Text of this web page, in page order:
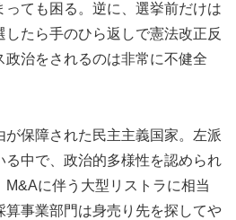
っても困る。逆に、選挙前だけは
たら手のひら返しで憲法改正反
政治をされるのは非常に不健全
が保障された民主主義国家。左派
る中で、政治的多様性を認められ
M&Aに伴う大型リストラに相当
算事業部門は身売り先を探してや